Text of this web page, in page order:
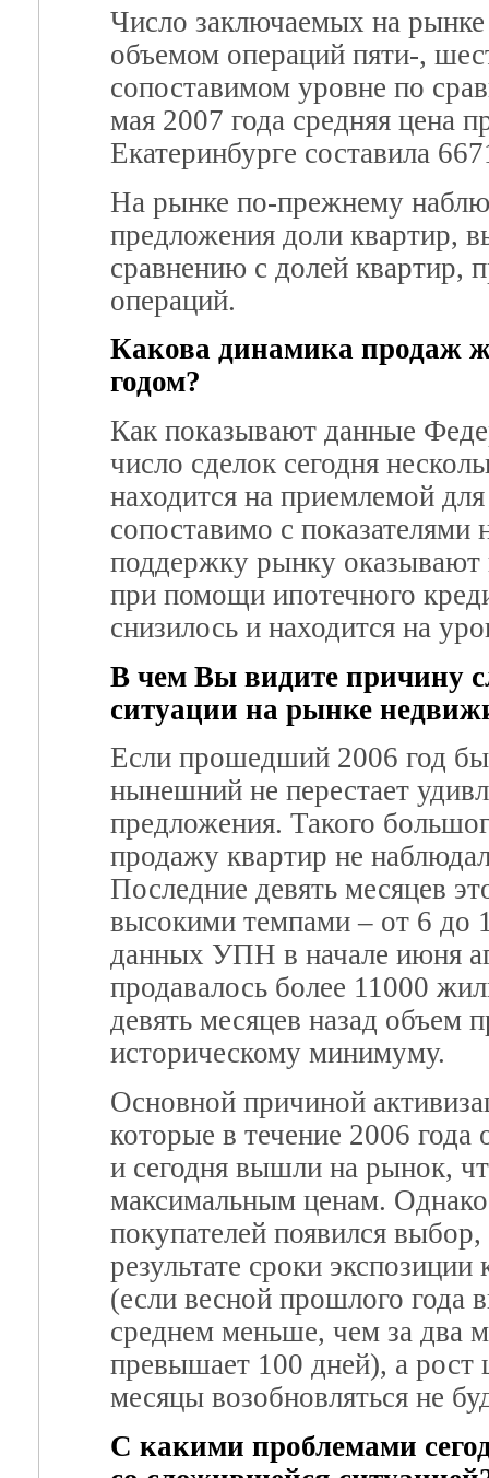
Число заключаемых на
объемом операций пяти-,
сопоставимом уровне по
мая 2007 года средняя цена
Екатеринбурге составила
На рынке по-прежнему
предложения доли квартир,
сравнению с долей квартир,
операций.
Какова динамика продаж
годом?
Как показывают данные
число сделок сегодня
находится на приемлемой
сопоставимо с
поддержку рынку
при помощи ипотечного
снизилось и находится на
В чем Вы видите причину
ситуации на рынке
Если прошедший 2006 год
нынешний не перестает
предложения. Такого
продажу квартир не
Последние девять месяцев
высокими темпами – от 6 до
данных УПН в начале июня
продавалось более 11000
девять месяцев назад объем
историческому минимуму.
Основной причиной
которые в течение 2006
и сегодня вышли на рынок,
максимальным ценам. Однако
покупателей появился
результате сроки
(если весной прошлого года
среднем меньше, чем за два
превышает 100 дней), а рост
месяцы возобновляться не
С какими проблемами